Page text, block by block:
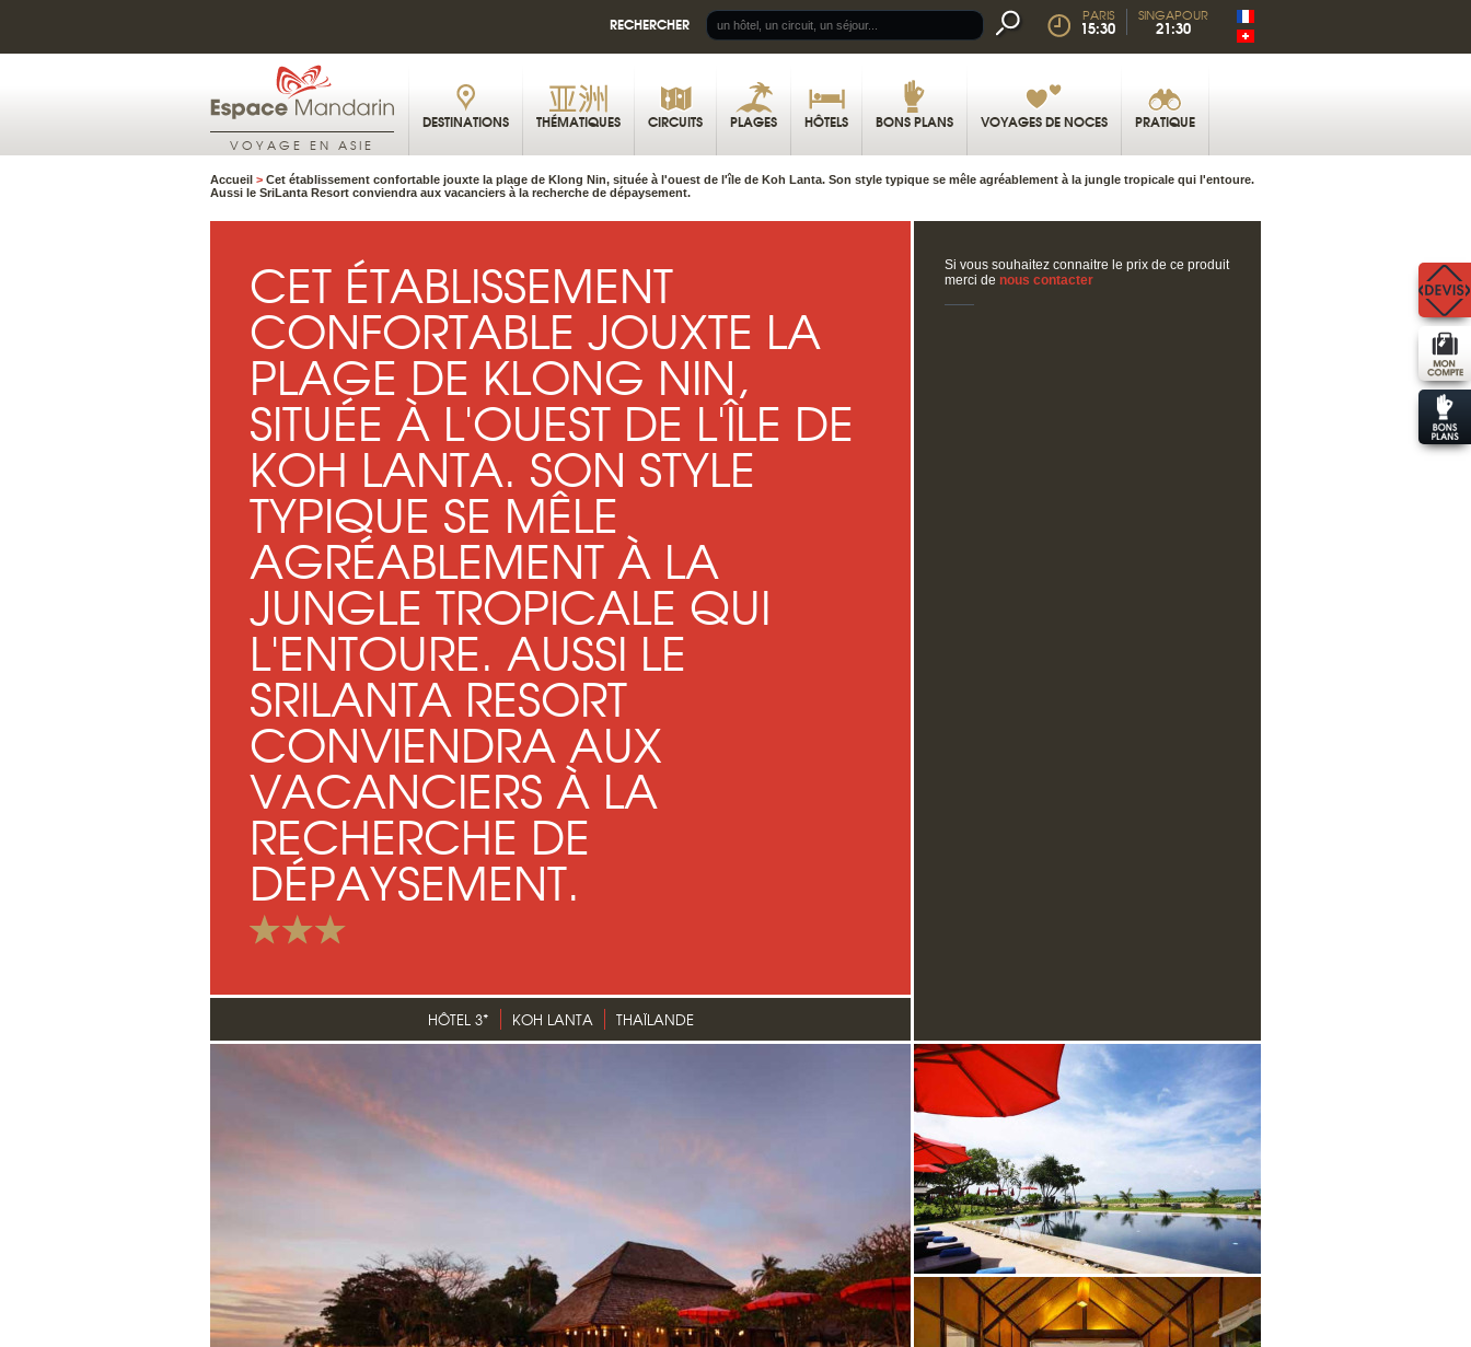
RECHERCHER PARIS
15:30
SINGAPOUR
21:30
VOYAGE EN ASIE
DESTINATIONS THÉMATIQUES CIRCUITS PLAGES HÔTELS BONS PLANS VOYAGES DE NOCES PRATIQUE
Accueil > Cet établissement confortable jouxte la plage de Klong Nin, située à l'ouest de l'île de Koh Lanta. Son style typique se mêle agréablement à la jungle tropicale qui l'entoure.
Aussi le SriLanta Resort conviendra aux vacanciers à la recherche de dépaysement.
CET ÉTABLISSEMENT
CONFORTABLE JOUXTE LA
PLAGE DE KLONG NIN,
SITUÉE À L'OUEST DE L'ÎLE DE
KOH LANTA. SON STYLE
TYPIQUE SE MÊLE
AGRÉABLEMENT À LA
JUNGLE TROPICALE QUI
L'ENTOURE. AUSSI LE
SRILANTA RESORT
CONVIENDRA AUX
VACANCIERS À LA
RECHERCHE DE
DÉPAYSEMENT.
HÔTEL 3* KOH LANTA THAÏLANDE
Si vous souhaitez connaitre le prix de ce produit
merci de nous contacter